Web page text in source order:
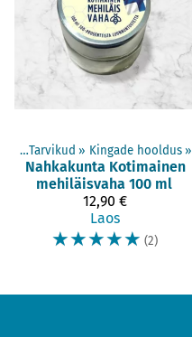
‪»Tarvikud ‪» Kingade hooldus ‪»
Nahkakunta Kotimainen
mehiläisvaha 100 ml
12,90 €
Laos
☆☆☆☆☆ (2)